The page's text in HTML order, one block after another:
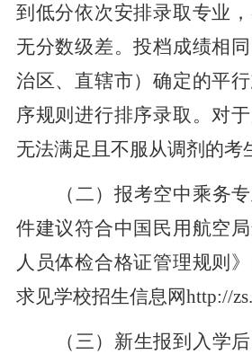
到低分依次安排录取专业
无分数级差。投档成绩相
治区、直辖市）确定的平
序规则进行排序录取。对
无法满足且不服从调剂的考
（二）报考空中乘务
件建议符合中国民用航空
人员体检合格证管理规则
求见学校招生信息网http://
（三）新生报到入学